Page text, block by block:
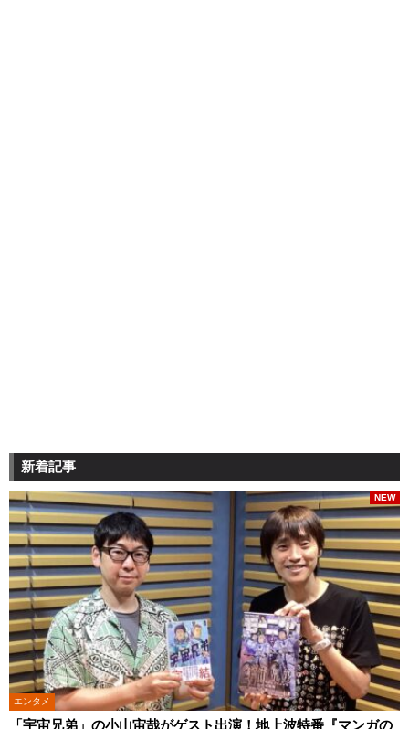
新着記事
エンタメ
「宇宙兄弟」の小山宙哉がゲスト出演！地上波特番『マンガの
NEW